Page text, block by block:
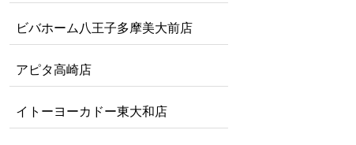
ビバホーム八王子多摩美大前店
アピタ高崎店
イトーヨーカドー東大和店